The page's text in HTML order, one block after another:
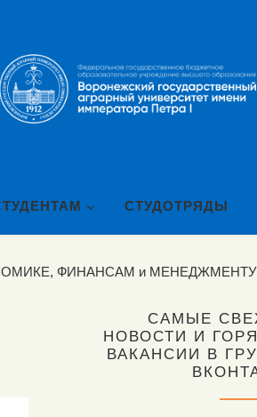
СТУДОТРЯДЫ
ФИНАНСАМ и МЕНЕДЖМЕНТУ
САМЫЕ
НОВОСТИ И
ВАКАНСИИ В